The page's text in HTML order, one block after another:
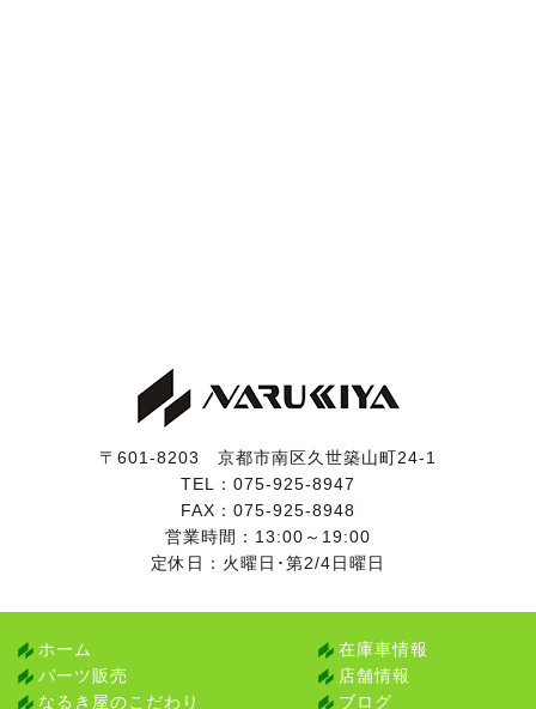
〒601-8203 京都市南区久世築山町24-1
TEL： 075-925-8947
FAX：075-925-8948
営業時間：13:00～19:00
定休日：火曜日･第2/4日曜日
ホーム
在庫車情報
パーツ販売
店舗情報
なるき屋のこだわり
ブログ